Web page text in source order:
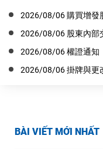
BÀI VIẾT MỚI NHẤT
2026/08/06 購買增發
2026/08/06 股東內部
2026/08/06 權證通知
2026/08/06 掛牌與更